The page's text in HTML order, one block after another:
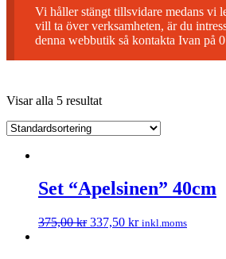
Vi håller stängt tillsvidare medans vi
vill ta över verksamheten, är du
denna webbutik så kontakta Ivan på
Visar alla 5 resultat
Set “Apelsinen” 40cm
375,00kr 337,50 kr inkl.moms